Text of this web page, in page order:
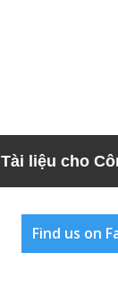
Tài liệu cho
Find us on